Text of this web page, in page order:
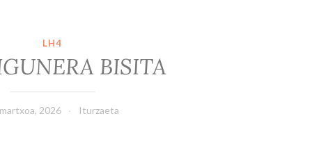
LH4
BISITA
2026 Iturzaeta